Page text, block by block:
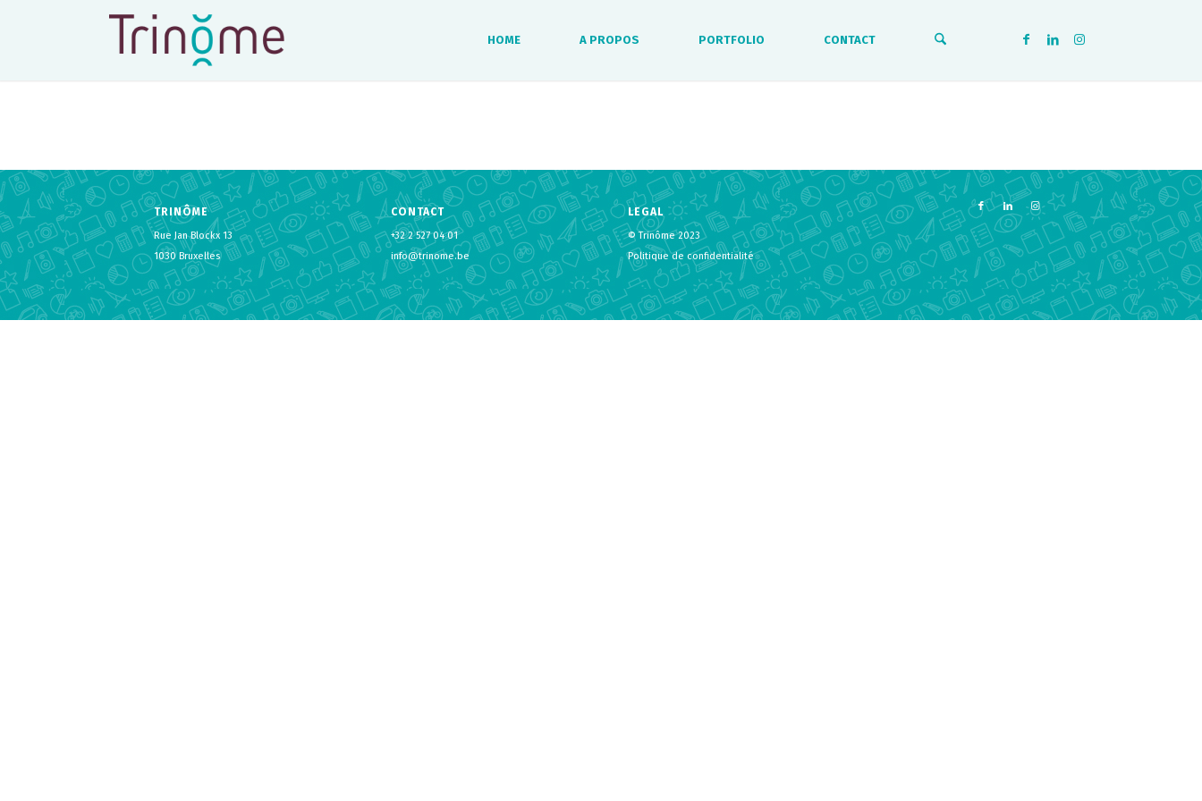
HOME A PROPOS PORTFOLIO CONTACT
TRINÔME
Rue Jan Blockx 13
1030 Bruxelles
CONTACT
+32 2 527 04 01
info@trinome.be
LEGAL
© Trinôme 2023
Politique de confidentialité